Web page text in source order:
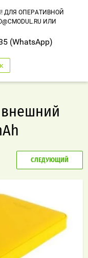
ДЛЯ ОПЕРАТИВНОЙ
ИЛИ
(WhatsApp)
внешний
СЛЕДУЮЩИЙ